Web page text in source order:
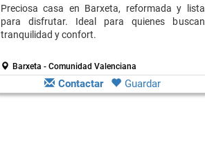
Preciosa casa en Barxeta, reformada y lista
para disfrutar. Ideal para quienes buscan
tranquilidad y confort.
Barxeta - Comunidad Valenciana
Contactar Guardar